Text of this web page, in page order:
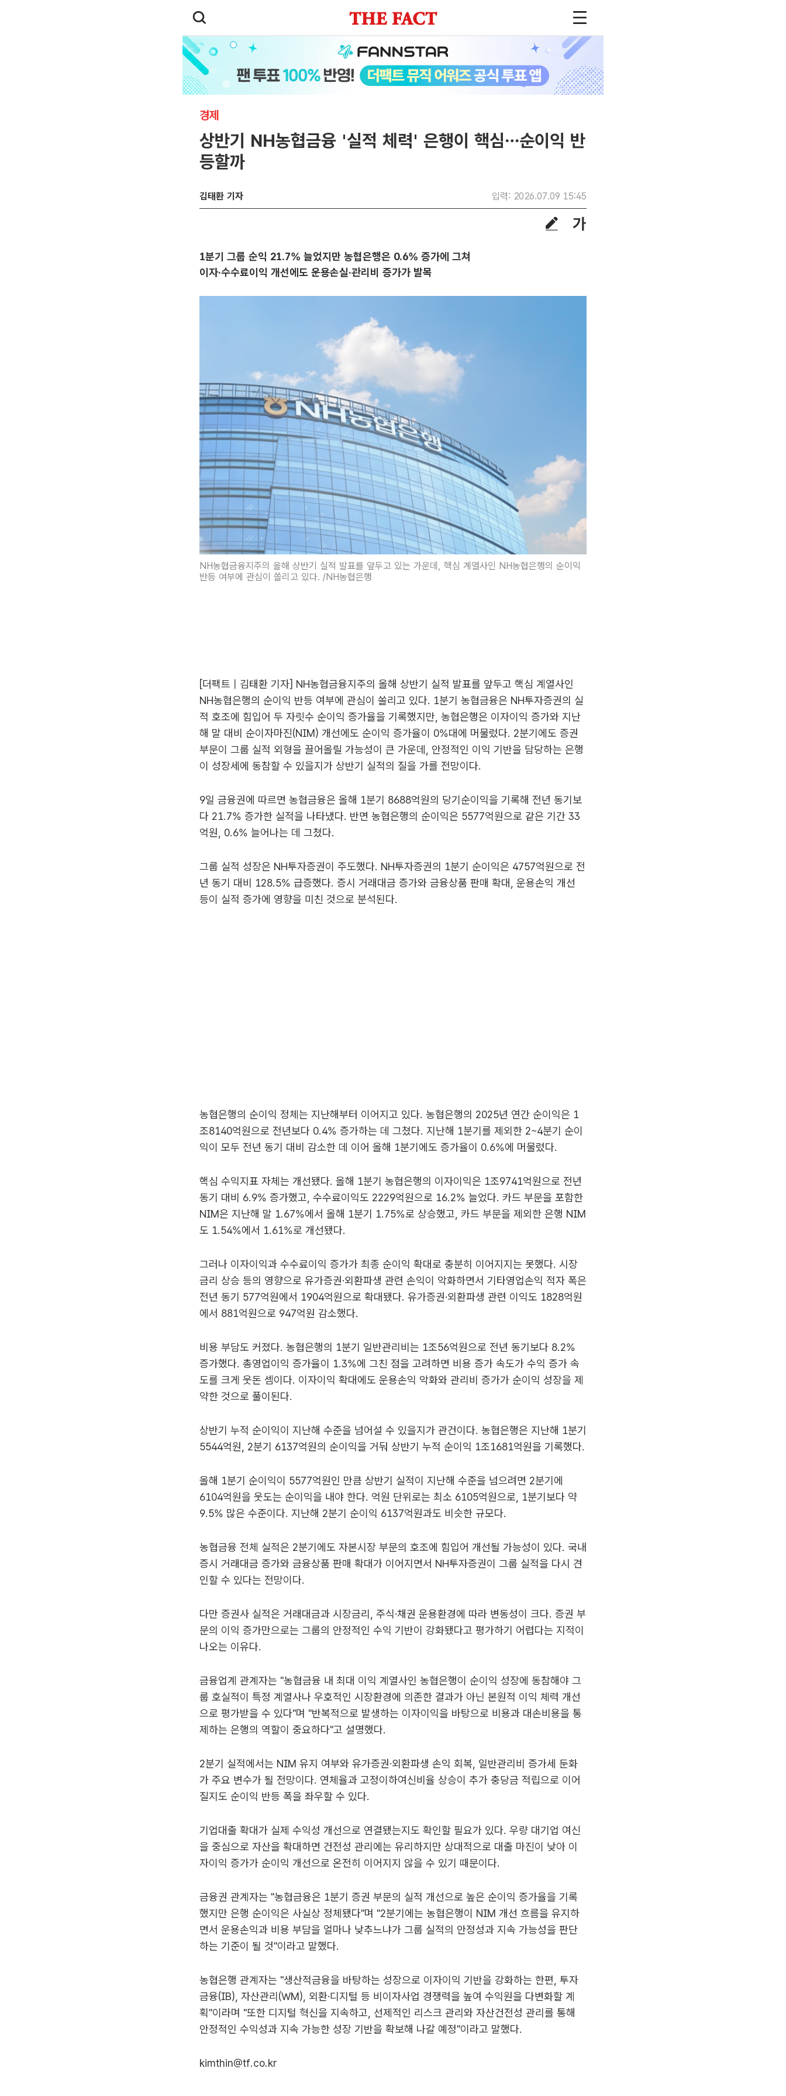
경제
상반기 NH농협금융 '실적 체력' 은행이 핵심…순이익 반
등할까
김태환 기자 입력: 2026.07.09 15:45
1분기 그룹 순익 21.7% 늘었지만 농협은행은 0.6% 증가에 그쳐
이자·수수료이익 개선에도 운용손실·관리비 증가가 발목
NH농협금융지주의 올해 상반기 실적 발표를 앞두고 있는 가운데, 핵심 계열사인 NH농협은행의 순이익
반등 여부에 관심이 쏠리고 있다. /NH농협은행
[더팩트 | 김태환 기자] NH농협금융지주의 올해 상반기 실적 발표를 앞두고 핵심 계열사인
NH농협은행의 순이익 반등 여부에 관심이 쏠리고 있다. 1분기 농협금융은 NH투자증권의 실
적 호조에 힘입어 두 자릿수 순이익 증가율을 기록했지만, 농협은행은 이자이익 증가와 지난
해 말 대비 순이자마진(NIM) 개선에도 순이익 증가율이 0%대에 머물렀다. 2분기에도 증권
부문이 그룹 실적 외형을 끌어올릴 가능성이 큰 가운데, 안정적인 이익 기반을 담당하는 은행
이 성장세에 동참할 수 있을지가 상반기 실적의 질을 가를 전망이다.
9일 금융권에 따르면 농협금융은 올해 1분기 8688억원의 당기순이익을 기록해 전년 동기보
다 21.7% 증가한 실적을 나타냈다. 반면 농협은행의 순이익은 5577억원으로 같은 기간 33
억원, 0.6% 늘어나는 데 그쳤다.
그룹 실적 성장은 NH투자증권이 주도했다. NH투자증권의 1분기 순이익은 4757억원으로 전
년 동기 대비 128.5% 급증했다. 증시 거래대금 증가와 금융상품 판매 확대, 운용손익 개선
등이 실적 증가에 영향을 미친 것으로 분석된다.
농협은행의 순이익 정체는 지난해부터 이어지고 있다. 농협은행의 2025년 연간 순이익은 1
조8140억원으로 전년보다 0.4% 증가하는 데 그쳤다. 지난해 1분기를 제외한 2~4분기 순이
익이 모두 전년 동기 대비 감소한 데 이어 올해 1분기에도 증가율이 0.6%에 머물렀다.
핵심 수익지표 자체는 개선됐다. 올해 1분기 농협은행의 이자이익은 1조9741억원으로 전년
동기 대비 6.9% 증가했고, 수수료이익도 2229억원으로 16.2% 늘었다. 카드 부문을 포함한
NIM은 지난해 말 1.67%에서 올해 1분기 1.75%로 상승했고, 카드 부문을 제외한 은행 NIM
도 1.54%에서 1.61%로 개선됐다.
그러나 이자이익과 수수료이익 증가가 최종 순이익 확대로 충분히 이어지지는 못했다. 시장
금리 상승 등의 영향으로 유가증권·외환파생 관련 손익이 악화하면서 기타영업손익 적자 폭은
전년 동기 577억원에서 1904억원으로 확대됐다. 유가증권·외환파생 관련 이익도 1828억원
에서 881억원으로 947억원 감소했다.
비용 부담도 커졌다. 농협은행의 1분기 일반관리비는 1조56억원으로 전년 동기보다 8.2%
증가했다. 총영업이익 증가율이 1.3%에 그친 점을 고려하면 비용 증가 속도가 수익 증가 속
도를 크게 웃돈 셈이다. 이자이익 확대에도 운용손익 악화와 관리비 증가가 순이익 성장을 제
약한 것으로 풀이된다.
상반기 누적 순이익이 지난해 수준을 넘어설 수 있을지가 관건이다. 농협은행은 지난해 1분기
5544억원, 2분기 6137억원의 순이익을 거둬 상반기 누적 순이익 1조1681억원을 기록했다.
올해 1분기 순이익이 5577억원인 만큼 상반기 실적이 지난해 수준을 넘으려면 2분기에
6104억원을 웃도는 순이익을 내야 한다. 억원 단위로는 최소 6105억원으로, 1분기보다 약
9.5% 많은 수준이다. 지난해 2분기 순이익 6137억원과도 비슷한 규모다.
농협금융 전체 실적은 2분기에도 자본시장 부문의 호조에 힘입어 개선될 가능성이 있다. 국내
증시 거래대금 증가와 금융상품 판매 확대가 이어지면서 NH투자증권이 그룹 실적을 다시 견
인할 수 있다는 전망이다.
다만 증권사 실적은 거래대금과 시장금리, 주식·채권 운용환경에 따라 변동성이 크다. 증권 부
문의 이익 증가만으로는 그룹의 안정적인 수익 기반이 강화됐다고 평가하기 어렵다는 지적이
나오는 이유다.
금융업계 관계자는 "농협금융 내 최대 이익 계열사인 농협은행이 순이익 성장에 동참해야 그
룹 호실적이 특정 계열사나 우호적인 시장환경에 의존한 결과가 아닌 본원적 이익 체력 개선
으로 평가받을 수 있다"며 "반복적으로 발생하는 이자이익을 바탕으로 비용과 대손비용을 통
제하는 은행의 역할이 중요하다"고 설명했다.
2분기 실적에서는 NIM 유지 여부와 유가증권·외환파생 손익 회복, 일반관리비 증가세 둔화
가 주요 변수가 될 전망이다. 연체율과 고정이하여신비율 상승이 추가 충당금 적립으로 이어
질지도 순이익 반등 폭을 좌우할 수 있다.
기업대출 확대가 실제 수익성 개선으로 연결됐는지도 확인할 필요가 있다. 우량 대기업 여신
을 중심으로 자산을 확대하면 건전성 관리에는 유리하지만 상대적으로 대출 마진이 낮아 이
자이익 증가가 순이익 개선으로 온전히 이어지지 않을 수 있기 때문이다.
금융권 관계자는 "농협금융은 1분기 증권 부문의 실적 개선으로 높은 순이익 증가율을 기록
했지만 은행 순이익은 사실상 정체됐다"며 "2분기에는 농협은행이 NIM 개선 흐름을 유지하
면서 운용손익과 비용 부담을 얼마나 낮추느냐가 그룹 실적의 안정성과 지속 가능성을 판단
하는 기준이 될 것"이라고 말했다.
농협은행 관계자는 "생산적금융을 바탕하는 성장으로 이자이익 기반을 강화하는 한편, 투자
금융(IB), 자산관리(WM), 외환·디지털 등 비이자사업 경쟁력을 높여 수익원을 다변화할 계
획"이라며 "또한 디지털 혁신을 지속하고, 선제적인 리스크 관리와 자산건전성 관리를 통해
안정적인 수익성과 지속 가능한 성장 기반을 확보해 나갈 예정"이라고 말했다.
kimthin@tf.co.kr